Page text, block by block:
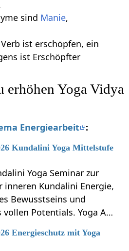
sind Manie,
ist erschöpfen, ein
ist Erschöpfter
erhöhen Yoga Vidya
Energiearbeit :
Kundalini Yoga Mittelstufe
Yoga Seminar zur
inneren Kundalini Energie,
Bewusstseins und
vollen Potentials. Yoga A…
Energieschutz mit Yoga